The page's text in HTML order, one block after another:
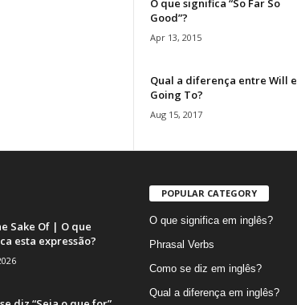
O que significa “So Far So
Good”?
Apr 13, 2015
Qual a diferença entre Will e
Going To?
Aug 15, 2017
Sake Of | O que
esta expressão?
POPULAR CATEGORY
O que significa em inglês?
Phrasal Verbs
Como se diz em inglês?
Qual a diferença em inglês?